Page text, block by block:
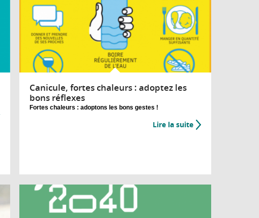
Canicule, fortes chaleurs : adoptez les
bons réflexes
Fortes chaleurs : adoptons les bons gestes !
Lire la suite